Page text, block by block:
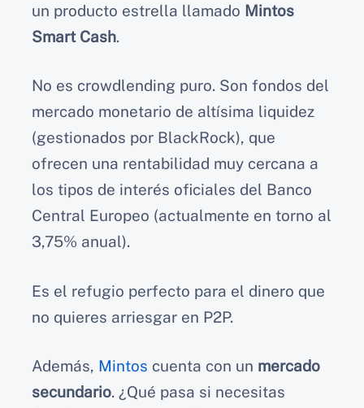
un producto estrella llamado Mintos
Smart Cash.
No es crowdlending puro. Son fondos del
mercado monetario de altísima liquidez
(gestionados por BlackRock), que
ofrecen una rentabilidad muy cercana a
los tipos de interés oficiales del Banco
Central Europeo (actualmente en torno al
3,75% anual).
Es el refugio perfecto para el dinero que
no quieres arriesgar en P2P.
Además, Mintos cuenta con un mercado
secundario. ¿Qué pasa si necesitas